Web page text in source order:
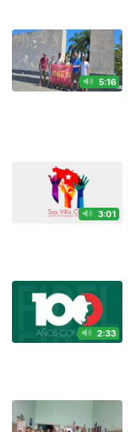
5:16
3:01
2:33